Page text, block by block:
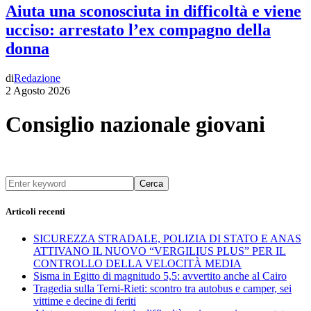
Aiuta una sconosciuta in difficoltà e viene
ucciso: arrestato l’ex compagno della
donna
diRedazione
2 Agosto 2026
Consiglio nazionale giovani
Cerca
Articoli recenti
SICUREZZA STRADALE, POLIZIA DI STATO E ANAS
ATTIVANO IL NUOVO “VERGILIUS PLUS” PER IL
CONTROLLO DELLA VELOCITÀ MEDIA
Sisma in Egitto di magnitudo 5,5: avvertito anche al Cairo
Tragedia sulla Terni-Rieti: scontro tra autobus e camper, sei
vittime e decine di feriti